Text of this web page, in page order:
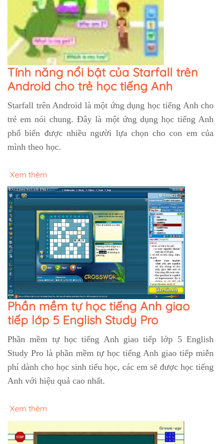
Tính năng nổi bật của Starfall trên
Android cho trẻ học tiếng Anh
Starfall trên Android là một ứng dụng học tiếng Anh cho
trẻ em nói chung. Đây là một ứng dụng học tiếng Anh
phổ biến được nhiều người lựa chọn cho con em của
mình theo học.
Xem thêm
Phần mềm tự học tiếng Anh giao
tiếp lớp 5 English Study Pro
Phần mềm tự học tiếng Anh giao tiếp lớp 5 English
Study Pro là phần mềm tự học tiếng Anh giao tiếp miễn
phí dành cho học sinh tiểu học, các em sẽ được học tiếng
Anh với hiệu quả cao nhất.
Xem thêm